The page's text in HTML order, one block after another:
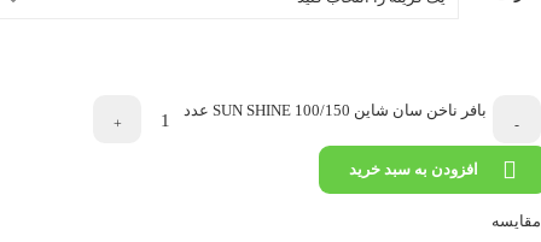
-
بافر ناخن سان شاین SUN SHINE 100/150 عدد
+
افزودن به سبد خرید
مقایسه